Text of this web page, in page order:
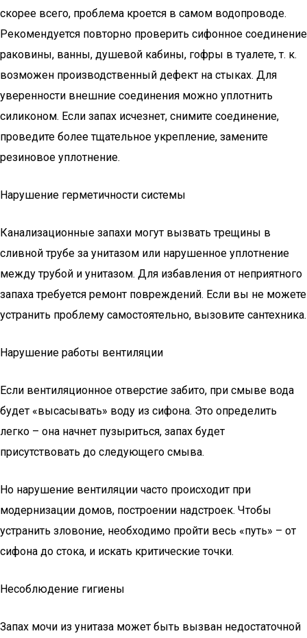
скорее всего, проблема кроется в самом водопроводе.
Рекомендуется повторно проверить сифонное соединение
раковины, ванны, душевой кабины, гофры в туалете, т. к.
возможен производственный дефект на стыках. Для
уверенности внешние соединения можно уплотнить
силиконом. Если запах исчезнет, ​​снимите соединение,
проведите более тщательное укрепление, замените
резиновое уплотнение.
Нарушение герметичности системы
Канализационные запахи могут вызвать трещины в
сливной трубе за унитазом или нарушенное уплотнение
между трубой и унитазом. Для избавления от неприятного
запаха требуется ремонт повреждений. Если вы не можете
устранить проблему самостоятельно, вызовите сантехника.
Нарушение работы вентиляции
Если вентиляционное отверстие забито, при смыве вода
будет «высасывать» воду из сифона. Это определить
легко – она начнет пузыриться, запах будет
присутствовать до следующего смыва.
Но нарушение вентиляции часто происходит при
модернизации домов, построении надстроек. Чтобы
устранить зловоние, необходимо пройти весь «путь» – от
сифона до стока, и искать критические точки.
Несоблюдение гигиены
Запах мочи из унитаза может быть вызван недостаточной